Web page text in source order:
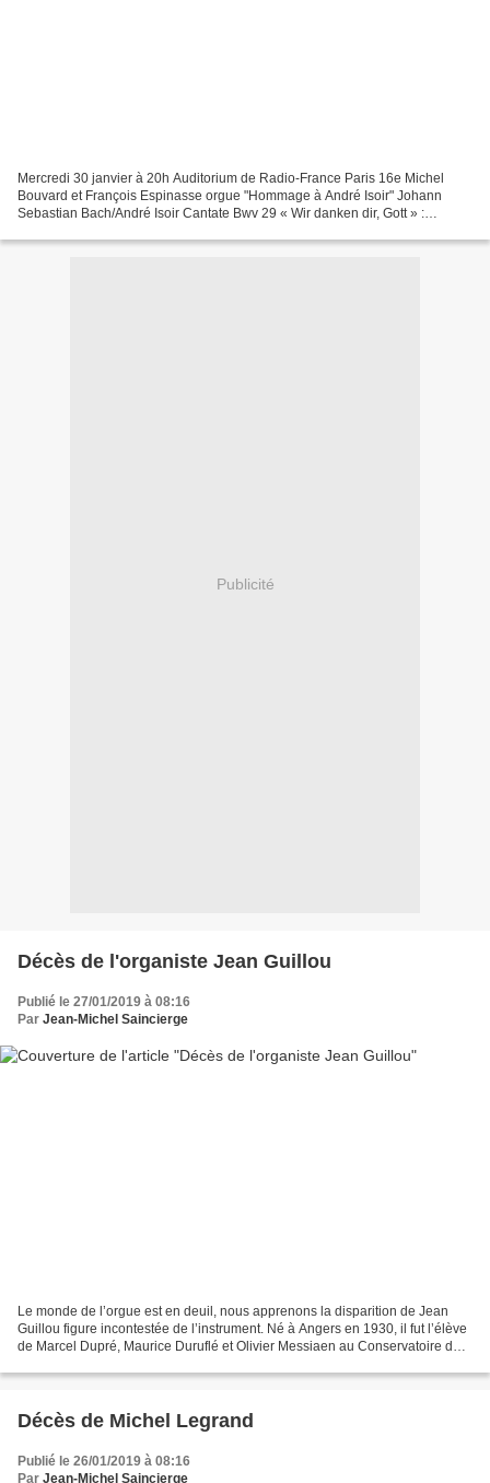
Mercredi 30 janvier à 20h Auditorium de Radio-France Paris 16e Michel
Bouvard et François Espinasse orgue "Hommage à André Isoir" Johann
Sebastian Bach/André Isoir Cantate Bwv 29 « Wir danken dir, Gott » :
Publicité
Décès de l'organiste Jean Guillou
Publié le 27/01/2019 à 08:16
Par Jean-Michel Saincierge
Le monde de l’orgue est en deuil, nous apprenons la disparition de Jean
Guillou figure incontestée de l’instrument. Né à Angers en 1930, il fut l’élève
de Marcel Dupré, Maurice Duruflé et Olivier Messiaen au Conservatoire de
Décès de Michel Legrand
Publié le 26/01/2019 à 08:16
Par Jean-Michel Saincierge